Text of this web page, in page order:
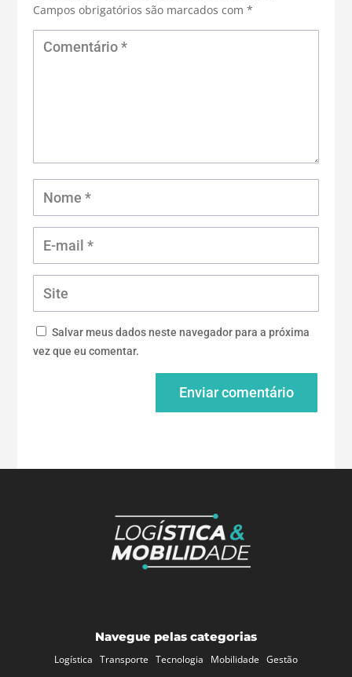
Campos obrigatórios são marcados com*
Salvar meus dados neste navegador para a próxima
vez que eu comentar.
Enviar comentário
Navegue pelas categorias
Logística Transporte Tecnologia Mobilidade Gestão